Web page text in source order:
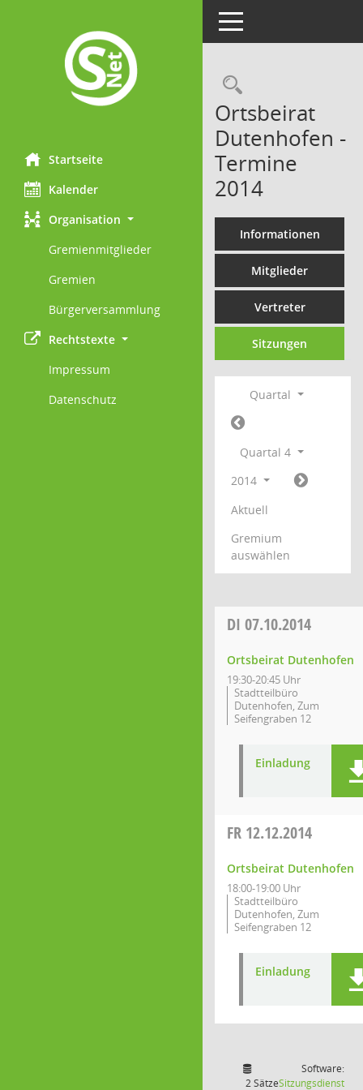
Startseite
Kalender
Organisation
Gremienmitglieder
Gremien
Bürgerversammlung
Rechtstexte
Impressum
Datenschutz
Toggle navigation
Ortsbeirat
Dutenhofen -
Termine
2014
Informationen
Mitglieder
Vertreter
Sitzungen
Quartal
Quartal 4
2014
Aktuell
Gremium
auswählen
DI 07.10.2014
Ortsbeirat Dutenhofen
19:30-20:45 Uhr
Stadtteilbüro
Dutenhofen, Zum
Seifengraben 12
Einladung
FR 12.12.2014
Ortsbeirat Dutenhofen
18:00-19:00 Uhr
Stadtteilbüro
Dutenhofen, Zum
Seifengraben 12
Einladung
2 Sätze
Software:
Sitzungsdienst